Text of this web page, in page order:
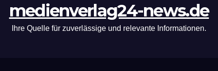
medienverlag24-news.de
Ihre Quelle für zuverlässige und relevante Informationen.